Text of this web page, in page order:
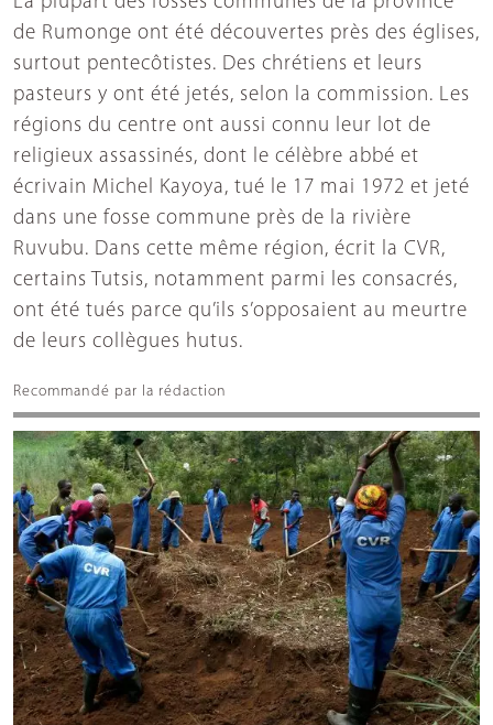
de Rumonge ont été découvertes près des églises,
surtout pentecôtistes. Des chrétiens et leurs
pasteurs y ont été jetés, selon la commission. Les
régions du centre ont aussi connu leur lot de
religieux assassinés, dont le célèbre abbé et
écrivain Michel Kayoya, tué le 17 mai 1972 et jeté
dans une fosse commune près de la rivière
Ruvubu. Dans cette même région, écrit la CVR,
certains Tutsis, notamment parmi les consacrés,
ont été tués parce qu’ils s’opposaient au meurtre
de leurs collègues hutus.
Recommandé par la rédaction